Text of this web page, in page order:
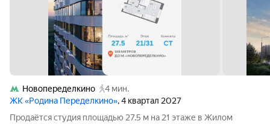
Новопеределкино
4 мин.
ЖК «Родина Переделкино», 4 квартал 2027
Продаётся студия площадью 27.5 м на 21 этаже в Жилом